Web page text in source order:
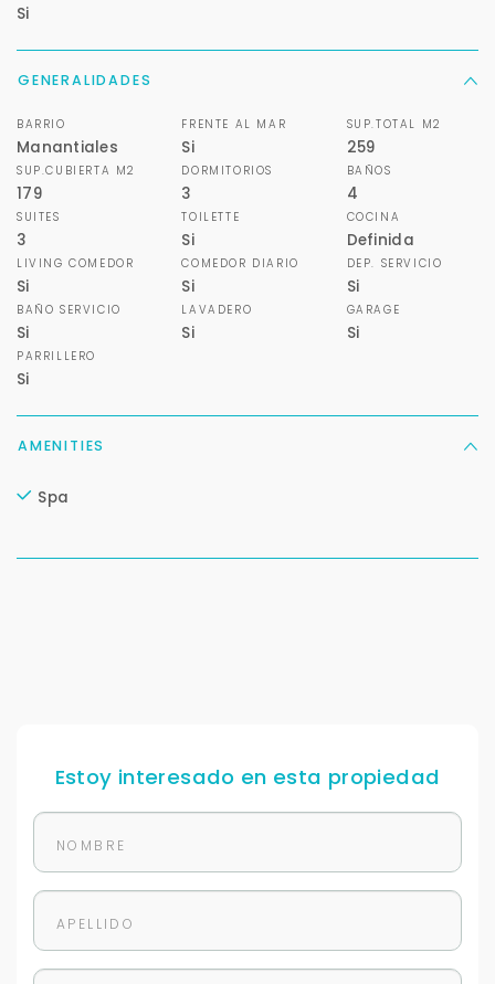
Si
GENERALIDADES
BARRIO
Manantiales
FRENTE AL MAR
Si
SUP.TOTAL M2
259
SUP.CUBIERTA M2
179
DORMITORIOS
3
BAÑOS
4
SUITES
3
TOILETTE
Si
COCINA
Definida
LIVING COMEDOR
Si
COMEDOR DIARIO
Si
DEP. SERVICIO
Si
BAÑO SERVICIO
Si
LAVADERO
Si
GARAGE
Si
PARRILLERO
Si
AMENITIES
Spa
Estoy interesado en esta propiedad
Buscamos darte la mejor experiencia.
más rápido.